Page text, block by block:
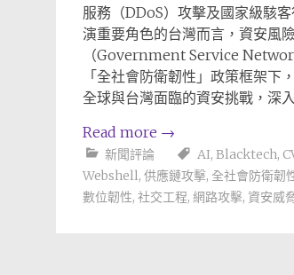
服務（DDoS）攻擊及國家級駭
演重要角色的台灣而言，資安風
（Government Service
「全社會防衛韌性」政策框架
全球與台灣面臨的資安挑戰，深
Read more →
新聞評論 AI, Blacktech,
Webshell, 供應鏈攻擊, 全社會防衛韌
數位韌性, 社交工程, 網路攻擊, 資安威